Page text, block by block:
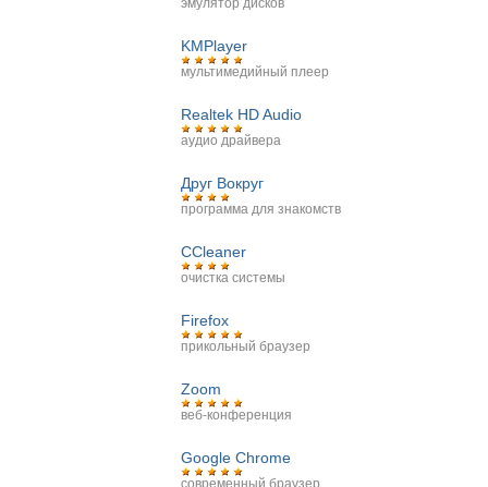
эмулятор дисков
KMPlayer
мультимедийный плеер
Realtek HD Audio
аудио драйвера
Друг Вокруг
программа для знакомств
CCleaner
очистка системы
Firefox
прикольный браузер
Zoom
веб-конференция
Google Chrome